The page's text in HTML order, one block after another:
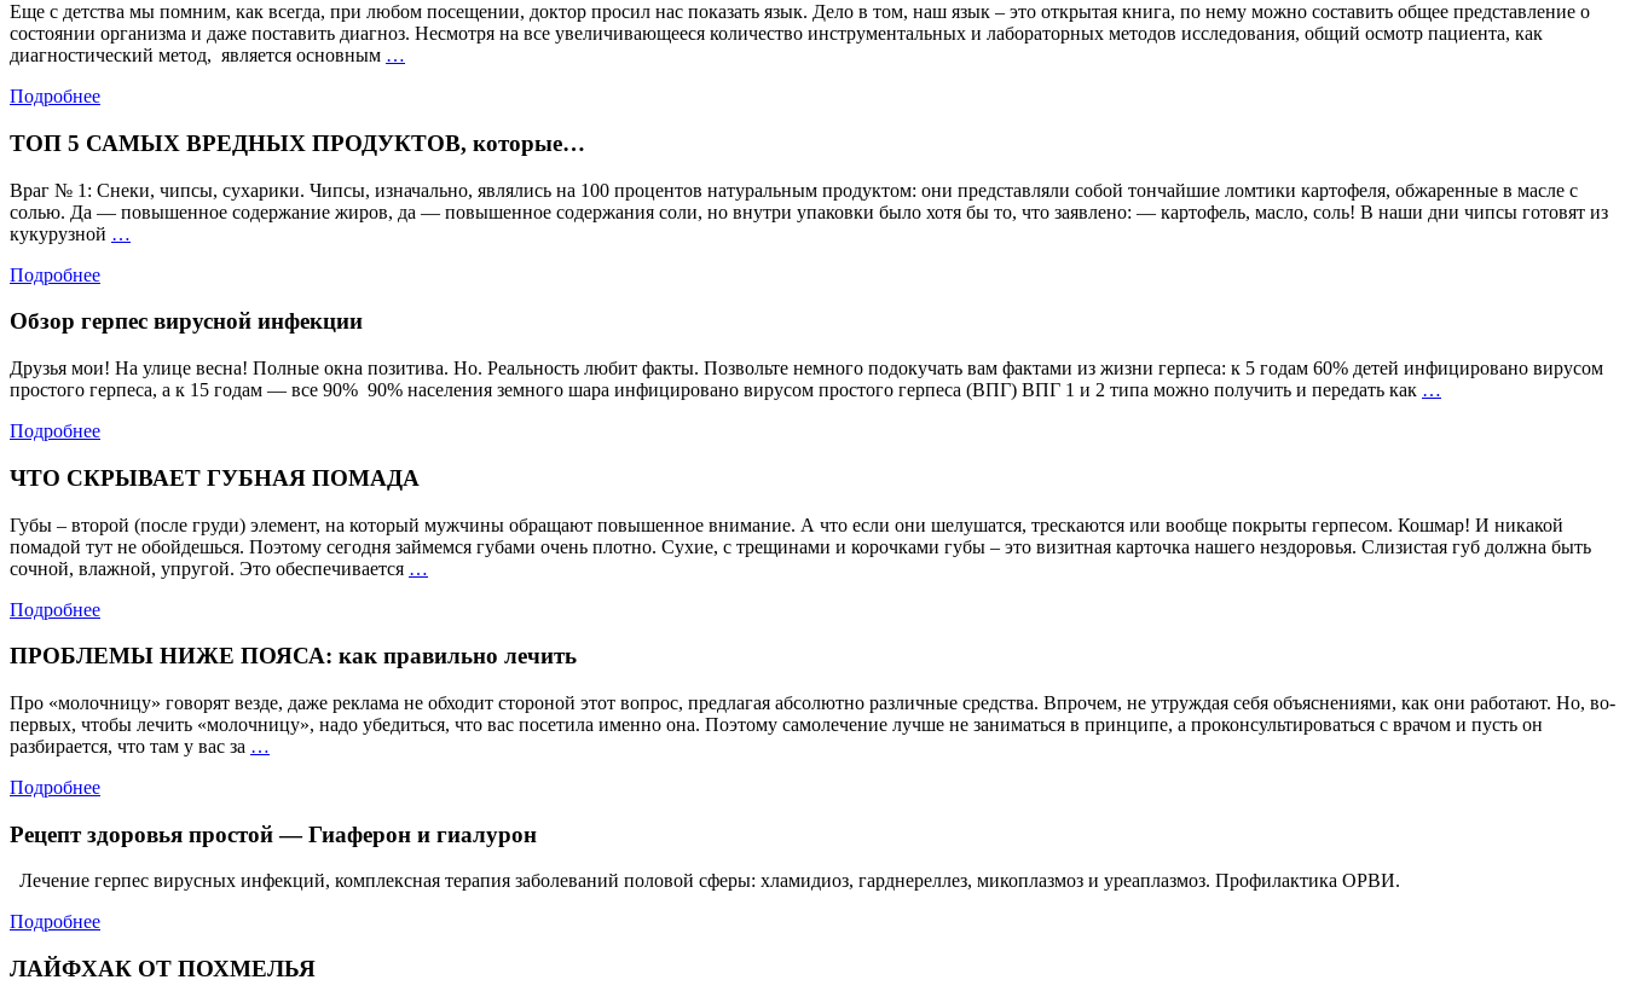
Еще с детства мы помним, как всегда, при любом посещении, доктор просил нас показать язык. Дело в том, наш язык – это открытая книга, по нему можно составить общее представление о
состоянии организма и даже поставить диагноз. Несмотря на все увеличивающееся количество инструментальных и лабораторных методов исследования, общий осмотр пациента, как
диагностический метод, является основным …
видит
Подробнее
ТОП 5 САМЫХ ВРЕДНЫХ ПРОДУКТОВ, которые…
Враг № 1: Снеки, чипсы, сухарики. Чипсы, изначально, являлись на 100 процентов натуральным продуктом: они представляли собой тончайшие ломтики картофеля, обжаренные в масле с
солью. Да — повышенное содержание жиров, да — повышенное содержания соли, но внутри упаковки было хотя бы то, что заявлено: — картофель, масло, соль! В наши дни чипсы готовят из
кукурузной …
ПРОДУКТОВ,
Подробнее
Обзор герпес вирусной инфекции
Друзья мои! На улице весна! Полные окна позитива. Но. Реальность любит факты. Позвольте немного подокучать вам фактами из жизни герпеса: к 5 годам 60% детей инфицировано вирусом
простого герпеса, а к 15 годам — все 90% 90% населения земного шара инфицировано вирусом простого герпеса (ВПГ) ВПГ 1 и 2 типа можно получить и передать как …
Подробнее
ЧТО СКРЫВАЕТ ГУБНАЯ ПОМАДА
Губы – второй (после груди) элемент, на который мужчины обращают повышенное внимание. А что если они шелушатся, трескаются или вообще покрыты герпесом. Кошмар! И никакой
помадой тут не обойдешься. Поэтому сегодня займемся губами очень плотно. Сухие, с трещинами и корочками губы – это визитная карточка нашего нездоровья. Слизистая губ должна быть
сочной, влажной, упругой. Это обеспечивается …
Подробнее
ПРОБЛЕМЫ НИЖЕ ПОЯСА: как правильно лечить
Про «молочницу» говорят везде, даже реклама не обходит стороной этот вопрос, предлагая абсолютно различные средства. Впрочем, не утруждая себя объяснениями, как они работают. Но, во-
первых, чтобы лечить «молочницу», надо убедиться, что вас посетила именно она. Поэтому самолечение лучше не заниматься в принципе, а проконсультироваться с врачом и пусть он
разбирается, что там у вас за …
правильно
Подробнее
Рецепт здоровья простой — Гиаферон и гиалурон
Лечение герпес вирусных инфекций, комплексная терапия заболеваний половой сферы: хламидиоз, гарднереллез, микоплазмоз и уреаплазмоз. Профилактика ОРВИ.
Подробнее
ЛАЙФХАК ОТ ПОХМЕЛЬЯ